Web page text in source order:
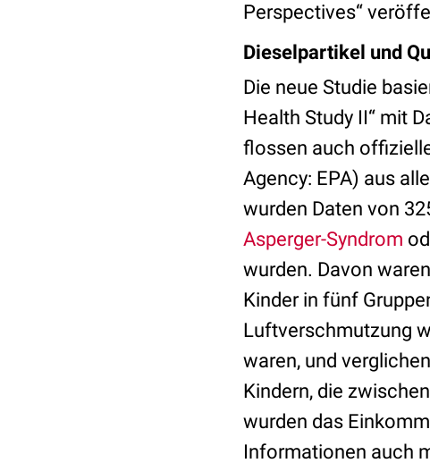
Perspectives“
Dieselpartikel und
Die neue Studie
Health Study II“ mit
flossen auch
Agency: EPA) aus
wurden Daten von
Asperger-Syndrom
wurden. Davon
Kinder in fünf
Luftverschmutzung
waren, und
Kindern, die
wurden das
Informationen auch